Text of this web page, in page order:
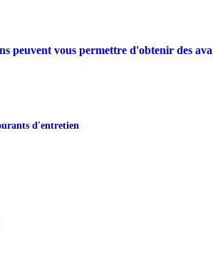
peuvent vous permettre d'obtenir des
d'entretien